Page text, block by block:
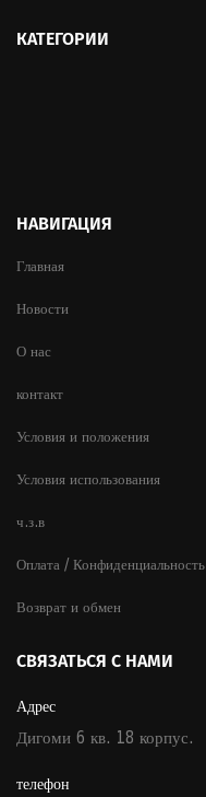
КАТЕГОРИИ
НАВИГАЦИЯ
Главная
Новости
О нас
контакт
Условия и положения
Условия использования
ч.з.в
Оплата / Конфиденциальность
Возврат и обмен
СВЯЗАТЬСЯ С НАМИ
Адрес
Дигоми 6 кв. 18 корпус.
телефон